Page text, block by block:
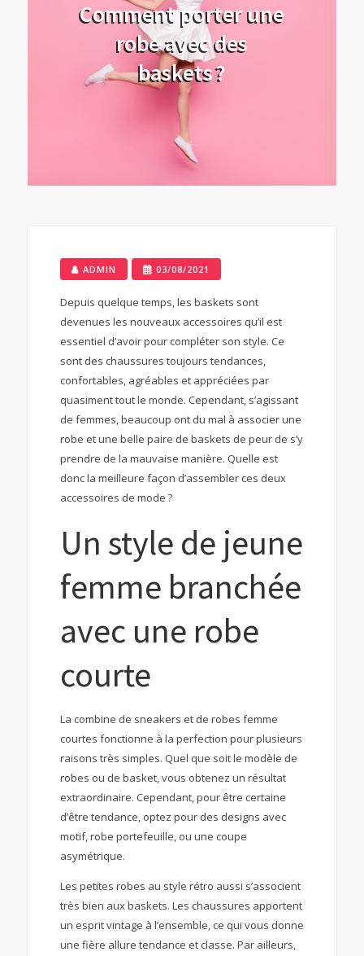
Comment porter une
robe avec des
baskets ?
ADMIN 03/08/2021
Depuis quelque temps, les baskets sont
devenues les nouveaux accessoires qu’il est
essentiel d’avoir pour compléter son style. Ce
sont des chaussures toujours tendances,
confortables, agréables et appréciées par
quasiment tout le monde. Cependant, s’agissant
de femmes, beaucoup ont du mal à associer une
robe et une belle paire de baskets de peur de s’y
prendre de la mauvaise manière. Quelle est
donc la meilleure façon d’assembler ces deux
accessoires de mode ?
Un style de jeune
femme branchée
avec une robe
courte
La combine de sneakers et de robes femme
courtes fonctionne à la perfection pour plusieurs
raisons très simples. Quel que soit le modèle de
robes ou de basket, vous obtenez un résultat
extraordinaire. Cependant, pour être certaine
d’être tendance, optez pour des designs avec
motif, robe portefeuille, ou une coupe
asymétrique.
Les petites robes au style rétro aussi s’associent
très bien aux baskets. Les chaussures apportent
un esprit vintage à l’ensemble, ce qui vous donne
une fière allure tendance et classe. Par ailleurs,